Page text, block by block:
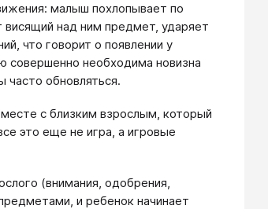
малыш похлопывает по
над ним предмет, ударяет
что говорит о появлении у
совершенно необходима новизна
обновляться.
с близким взрослым, который
это еще не игра, а игровые
(внимания, одобрения,
и ребенок начинает